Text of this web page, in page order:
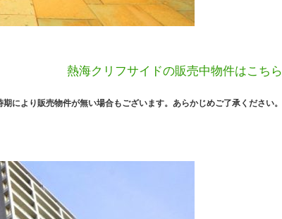
熱海クリフサイドの販売中物件はこちら
により販売物件が無い場合もございます。あらかじめご了承ください。